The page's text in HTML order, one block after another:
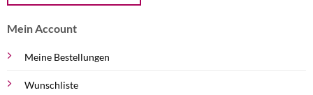
Mein Account
Meine Bestellungen
Wunschliste